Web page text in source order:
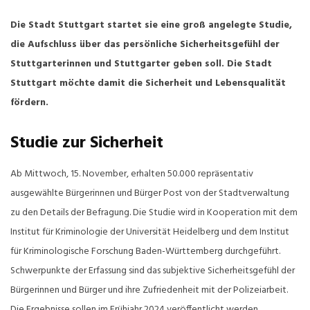
Die Stadt Stuttgart startet sie eine groß angelegte Studie,
die Aufschluss über das persönliche Sicherheitsgefühl der
Stuttgarterinnen und Stuttgarter geben soll. Die Stadt
Stuttgart möchte damit die Sicherheit und Lebensqualität
fördern.
Studie zur Sicherheit
Ab Mittwoch, 15. November, erhalten 50.000 repräsentativ
ausgewählte Bürgerinnen und Bürger Post von der Stadtverwaltung
zu den Details der Befragung. Die Studie wird in Kooperation mit dem
Institut für Kriminologie der Universität Heidelberg und dem Institut
für Kriminologische Forschung Baden-Württemberg durchgeführt.
Schwerpunkte der Erfassung sind das subjektive Sicherheitsgefühl der
Bürgerinnen und Bürger und ihre Zufriedenheit mit der Polizeiarbeit.